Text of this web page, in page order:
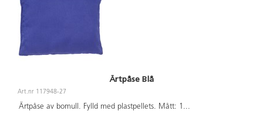
Ärtpåse Blå
Art.nr 117948-27
Ärtpåse av bomull. Fylld med plastpellets. Mått: 1 ...